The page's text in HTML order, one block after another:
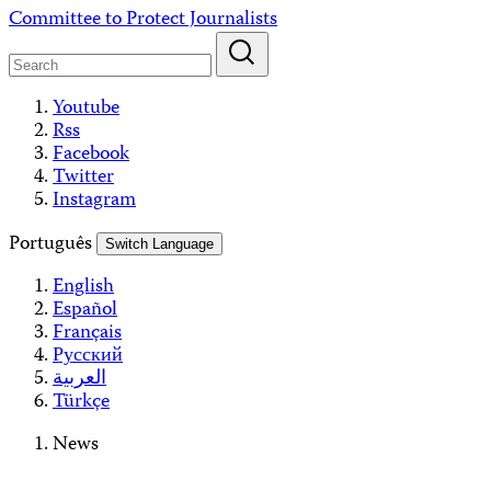
Skip
content
Committee to Protect Journalists
Youtube
Rss
Facebook
Twitter
Instagram
Português
Switch Language
English
Español
Français
Русский
العربية
Türkçe
News